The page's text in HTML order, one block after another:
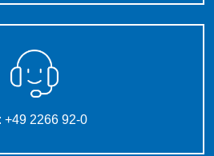
+49 2266 92-0